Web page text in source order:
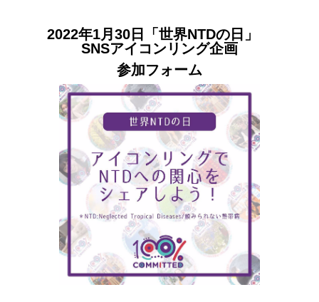
2022年1月30日「世界NTDの日」
SNSアイコンリング企画
参加フォーム